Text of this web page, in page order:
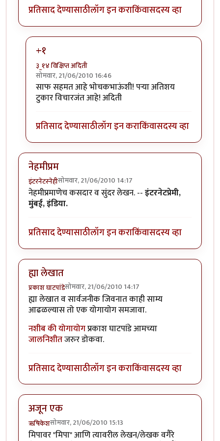
प्रतिसाद देण्यासाठीलॉग इन कराकिंवासदस्य व्हा
+१
३_१४ विक्षिप्त अदिती
सोमवार, 21/06/2010 16:46
In reply toपरा, हा एकbyभोचक
साफ सहमत आहे भोचकभाऊंशी! पर्‍या अतिशय
टुकार विचारजंत आहे! अदिती
प्रतिसाद देण्यासाठीलॉग इन कराकिंवासदस्य व्हा
नेहमीप्रम
इंटरनेटस्नेहीसोमवार, 21/06/2010 14:17
नेहमीप्रमाणेच कसदार व सुंदर लेखन. --इंटरनेटप्रेमी,
मुंबई, इंडिया.
प्रतिसाद देण्यासाठीलॉग इन कराकिंवासदस्य व्हा
ह्या लेखात
प्रकाश घाटपांडेसोमवार, 21/06/2010 14:17
ह्या लेखात व सार्वजनीक जिवनात काही साम्य
आढळल्यास तो एक योगायोग समजावा.
नशीब की योगायोगप्रकाश घाटपांडे आमच्या
जालनिशीतजरुर डोकवा.
प्रतिसाद देण्यासाठीलॉग इन कराकिंवासदस्य व्हा
अजून एक
ऋषिकेशसोमवार, 21/06/2010 15:13
मिपावर "मिपा" आणि त्यावरील लेखन/लेखक वगैरे